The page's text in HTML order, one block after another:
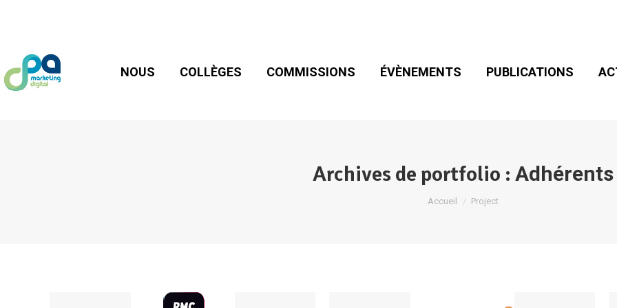
NOUS COLLÈGES COMMISSIONS ÉVÈNEMENTS PUBLICATIONS
Archives de portfolio : Adhérents
Accueil Project